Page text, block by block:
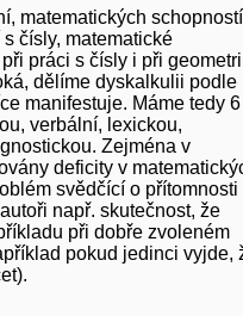
matematických
čísly, matematické
práci s čísly i při
dělíme dyskalkulii podle
manifestuje. Máme tedy 6
verbální, lexickou,
Zejména v
deficity v
svědčící o přítomnosti
např. skutečnost, že
při dobře zvoleném
pokud jedinci vyjde,